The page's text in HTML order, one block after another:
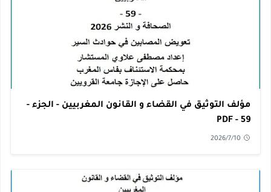
مؤلف التوثيق في القضاء و القانون المغربيين - الجزء -
59 - PDF
2026/7/10